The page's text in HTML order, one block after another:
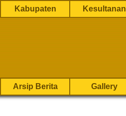
Kabupaten Kesultanan
Arsip Berita Gallery